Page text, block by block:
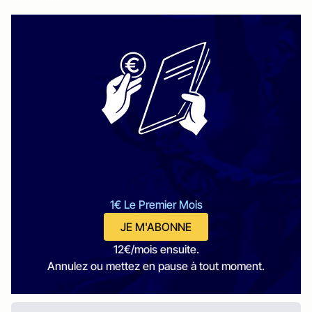
1€ Le Premier Mois
JE M'ABONNE
12€/mois ensuite.
Annulez ou mettez en pause à tout moment.